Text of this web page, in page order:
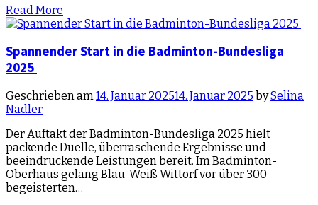
Read More
Spannender Start in die Badminton-Bundesliga
2025
Geschrieben am14. Januar 202514. Januar 2025 bySelina
Nadler
Der Auftakt der Badminton-Bundesliga 2025 hielt
packende Duelle, überraschende Ergebnisse und
beeindruckende Leistungen bereit. Im Badminton-
Oberhaus gelang Blau-Weiß Wittorf vor über 300
begeisterten…